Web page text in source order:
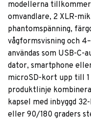
modellerna tillkommer
omvandlare, 2 XLR-
phantomspänning,
vågformsvisning och
användas som USB-
dator, smartphone
microSD-kort upp till 1
produktlinje
kapsel med inbyggd
eller 90/180 graders